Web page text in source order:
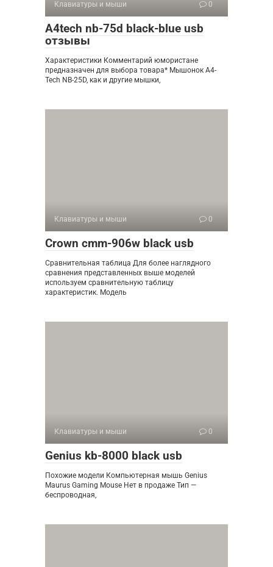
Клавиатуры и мыши 0
A4tech nb-75d black-blue usb
отзывы
Характеристики Комментарий юмористане
предназначен для выбора товара* Мышонок A4-
Tech NB-25D, как и другие мышки,
Клавиатуры и мыши 0
Crown cmm-906w black usb
Сравнительная таблица Для более наглядного
сравнения представленных выше моделей
используем сравнительную таблицу
характеристик. Модель
Клавиатуры и мыши 0
Genius kb-8000 black usb
Похожие модели Компьютерная мышь Genius
Maurus Gaming Mouse Нет в продаже Тип —
беспроводная,